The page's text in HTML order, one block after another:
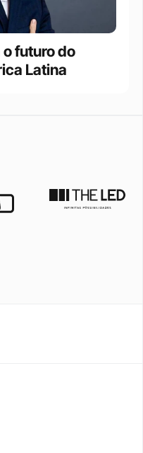
o futuro do
Latina